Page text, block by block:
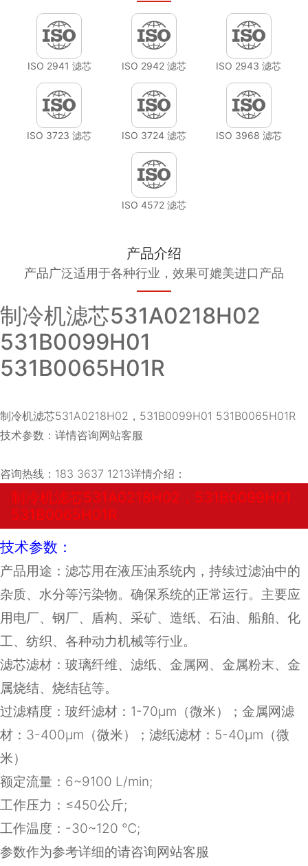
ISO 2941 滤芯 ISO 2942 滤芯 ISO 2943 滤芯
ISO 3723 滤芯 ISO 3724 滤芯 ISO 3968 滤芯
ISO 4572 滤芯
产品介绍
产品广泛适用于各种行业，效果可媲美进口产品
制冷机滤芯531A0218H02
531B0099H01
531B0065H01R
制冷机滤芯531A0218H02，531B0099H01 531B0065H01R
技术参数：详情咨询网站客服
咨询热线：183 3637 1213详情介绍：
制冷机滤芯531A0218H02，531B0099H01
531B0065H01R
技术参数：
产品用途：滤芯用在液压油系统内，持续过滤油中的
杂质、水分等污染物。确保系统的正常运行。主要应
用电厂、钢厂、盾构、采矿、造纸、石油、船舶、化
工、纺织、各种动力机械等行业。
滤芯滤材： 玻璃纤维、滤纸、金属网、金属粉末、金
属烧结、烧结毡等。
过滤精度：玻纤滤材：1-70μm（微米）；金属网滤
材：3-400μm（微米）；滤纸滤材：5-40μm（微
米）
额定流量： 6~9100 L/min;
工作压力：≤450公斤;
工作温度： -30~120 ℃;
参数作为参考详细的请咨询网站客服